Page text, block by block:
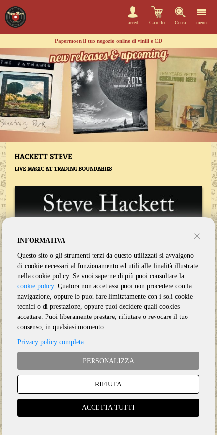
accedi Carrello Cerca menu
PapermoonIl tuo negozio online di vinili e CD
HACKETT STEVE
LIVE MAGIC AT TRADING BOUNDARIES
Anno:2025
INFORMATIVA
Questo sito o gli strumenti terzi da questo utilizzati si avvalgono
di cookie necessari al funzionamento ed utili alle finalità illustrate
nella cookie policy. Se vuoi saperne di più puoi consultare la
cookie policy. Qualora non accettassi puoi non procedere con la
navigazione, oppure lo puoi fare limitatamente con i soli cookie
tecnici o di prestazione, oppure puoi decidere quali cookies
accettare. Puoi liberamente prestare, rifiutare o revocare il tuo
consenso, in qualsiasi momento.
Privacy policy completa
PERSONALIZZA
RIFIUTA
ACCETTA TUTTI